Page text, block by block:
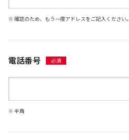
※ 確認のため、もう一度アドレスをご記入ください。
電話番号
※ 半角